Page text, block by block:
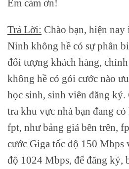
Em cảm ơn!
Trả Lời: Chào bạn, hiện
Ninh không hề có sự phân
đối tượng khách hàng,
không hề có gói cước nào
học sinh, sinh viên đăng
tra khu vực nhà bạn đang có
fpt, như bảng giá bên trên,
cước Giga tốc độ 150 Mbps
độ 1024 Mbps, để đăng ký,